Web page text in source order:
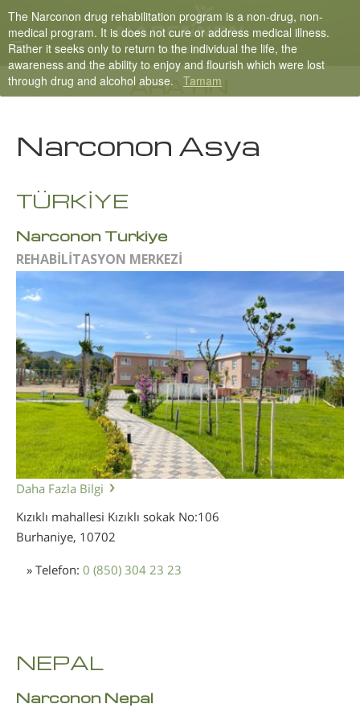
Nepali
English
Turkish
ARAYIN
Narconon Asya
TÜRKİYE
Narconon Türkiye
REHABİLİTASYON MERKEZİ
Daha Fazla Bilgi
Kızıklı mahallesi Kızıklı sokak No:106
Burhaniye, 10702
» Telefon: 0 (850) 304 23 23
NEPAL
Narconon Nepal
The Narconon drug rehabilitation program is a non-drug, non-
medical program. It is does not cure or address medical illness.
Rather it seeks only to return to the individual the life, the
awareness and the ability to enjoy and flourish which were lost
through drug and alcohol abuse. Tamam